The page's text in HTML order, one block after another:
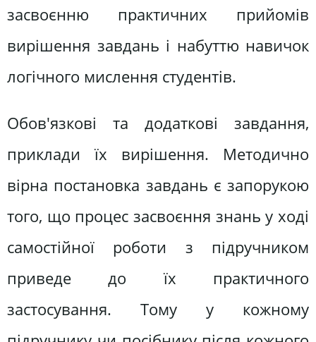
засвоєнню практичних прийомів
вирішення завдань і набуттю навичок
логічного мислення студентів.
Обов'язкові та додаткові завдання,
приклади їх вирішення. Методично
вірна постановка завдань є запорукою
того, що процес засвоєння знань у ході
самостійної роботи з підручником
приведе до їх практичного
застосування. Тому у кожному